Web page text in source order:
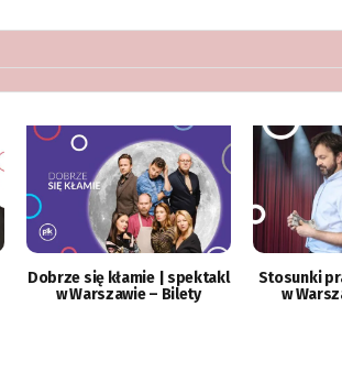
Dobrze się kłamie | spektakl
w Warszawie – Bilety
Stosunki
w